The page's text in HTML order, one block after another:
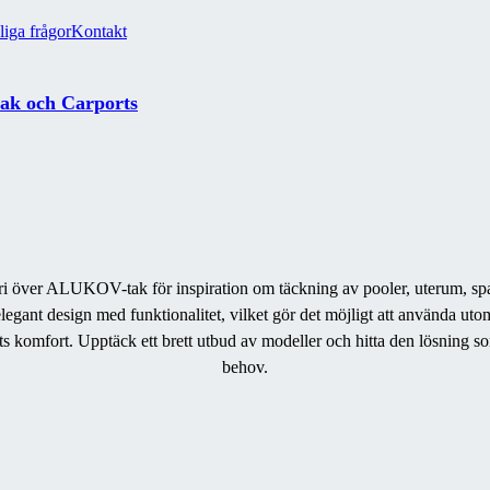
frågorKontakt
och Carports
över ALUKOV-tak för inspiration om täckning av pooler, uterum,
design med funktionalitet, vilket gör det möjligt att använda
komfort. Upptäck ett brett utbud av modeller och hitta den lösning
behov.